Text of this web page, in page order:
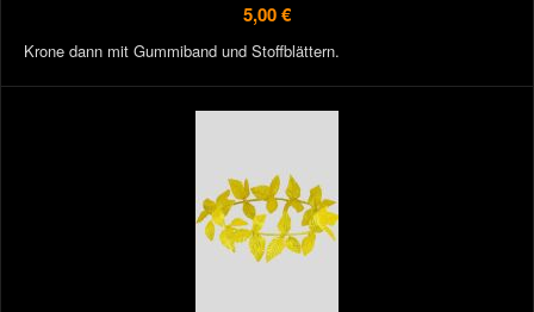
5,00 €
Krone dann mit Gummiband und Stoffblättern.